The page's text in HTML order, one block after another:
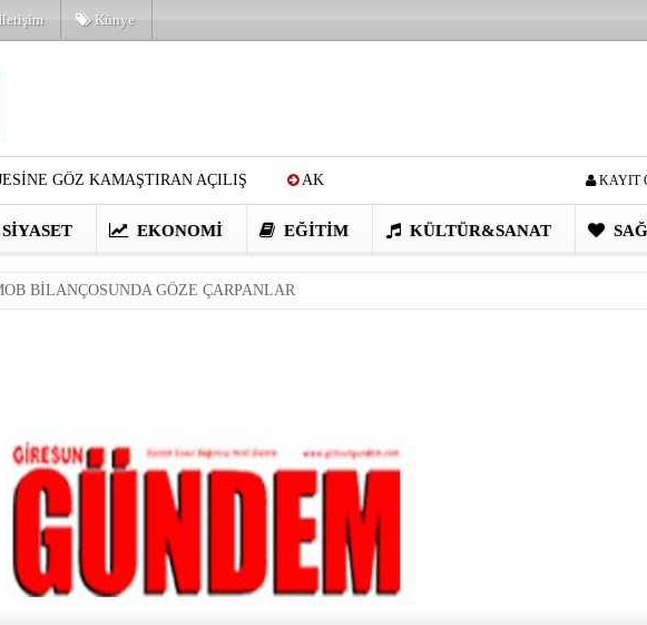
Künye
GÖZ KAMAŞTIRAN AÇILIŞ AK
HARUN CİCİ: VİDEOYU GÖRÜNCE
KAYIT
SIYASET EKONOMI EĞITIM KÜLTÜR&SANAT
BİLANÇOSUNDA GÖZE ÇARPANLAR